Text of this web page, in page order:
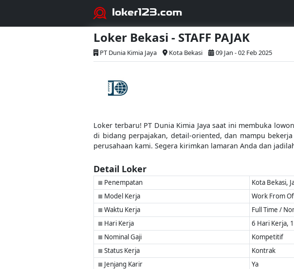
loker123.com
Loker Bekasi - STAFF PAJAK
PT Dunia Kimia Jaya Kota Bekasi 09 Jan - 02 Feb 2025
Loker terbaru! PT Dunia Kimia Jaya saat ini membuka
di bidang perpajakan, detail-oriented, dan mampu
perusahaan kami. Segera kirimkan lamaran Anda dan
Detail Loker
■ Penempatan Kota Bekasi,
■ Model Kerja Work From
■ Waktu Kerja Full Time /
■ Hari Kerja 6 Hari Kerja,
■ Nominal Gaji Kompetitif
■ Status Kerja Kontrak
■ Jenjang Karir Ya